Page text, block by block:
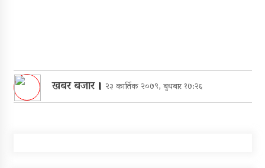
खबर बजार। २३ कार्तिक २०७९, बुधबार १७:२६